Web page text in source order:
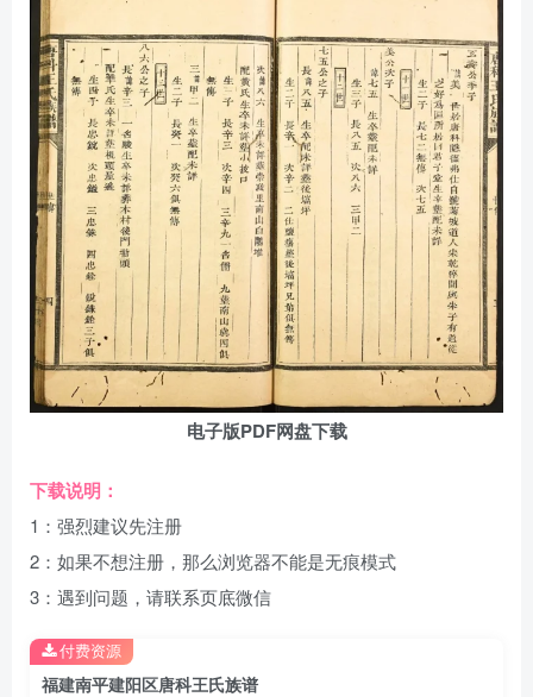
电子版PDF网盘下载
下载说明：
1：强烈建议先注册
2：如果不想注册，那么浏览器不能是无痕模式
3：遇到问题，请联系页底微信
福建南平建阳区唐科王氏族谱
付费资源